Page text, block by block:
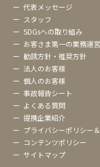
ー代表メッセージ
ー スタッフ
ーSDGsへの取り組み
ー お客さま第一の業務運
ー 勧誘方針・推奨方針
ー法人のお客様
ー個人のお客様
ー事故報告シート
ー よくある質問
ー提携企業紹介
ー プライバシーポリシー
ー コンテンツポリシー
ーサイトマップ